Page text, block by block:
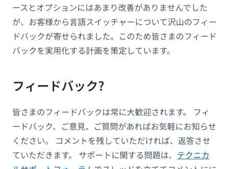
ースとオプションにはあまり改善がありませんでした
が、お客様から言語スイッチャーについて沢山のフィー
ドバックが寄せられました。このため皆さまのフィード
バックを実用化する計画を策定しています。
フィードバック?
皆さまのフィードバックは常に大歓迎されます。 フィ
ードバック、ご意見、ご質問があればお気軽にお知らせ
ください。 コメントを残していただければ、返答させ
ていただきます。 サポートに関する問題は、 テクニカ